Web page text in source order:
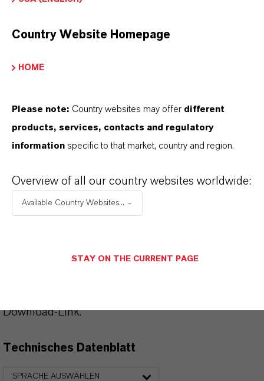
SCOPEBLUE
PRODUKTANWENDUNGEN
Hier können die Produktdatenblätter
Download-Link.
Technisches Datenblatt
SPRACHE AUSWÄHLEN
Country Website Homepage
HOME
Please note: Country websites may offer different
products, services, contacts and regulatory
information specific to that market, country and region.
Overview of all our country websites worldwide:
Available Country Websites...
STAY ON THE CURRENT PAGE